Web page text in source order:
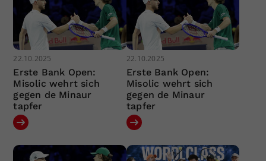
22.10.2025
Erste Bank Open:
Misolic wehrt sich
gegen de Minaur
tapfer
22.10.2025
Erste Bank Open:
Misolic wehrt sich
gegen de Minaur
tapfer